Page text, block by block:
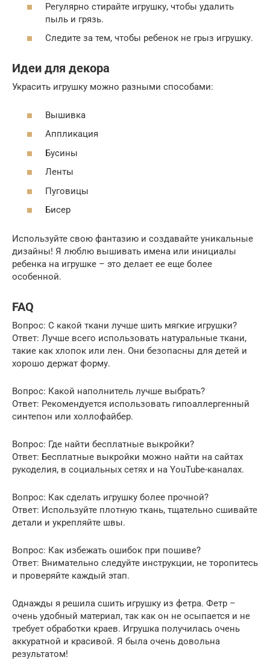
Регулярно стирайте игрушку, чтобы удалить
пыль и грязь.
Следите за тем, чтобы ребенок не грыз игрушку.
Идеи для декора
Украсить игрушку можно разными способами:
Вышивка
Аппликация
Бусины
Ленты
Пуговицы
Бисер
Используйте свою фантазию и создавайте уникальные
дизайны! Я люблю вышивать имена или инициалы
ребенка на игрушке – это делает ее еще более
особенной.
FAQ
Вопрос: С какой ткани лучше шить мягкие игрушки?
Ответ: Лучше всего использовать натуральные ткани,
такие как хлопок или лен. Они безопасны для детей и
хорошо держат форму.
Вопрос: Какой наполнитель лучше выбрать?
Ответ: Рекомендуется использовать гипоаллергенный
синтепон или холлофайбер.
Вопрос: Где найти бесплатные выкройки?
Ответ: Бесплатные выкройки можно найти на сайтах
рукоделия, в социальных сетях и на YouTube-каналах.
Вопрос: Как сделать игрушку более прочной?
Ответ: Используйте плотную ткань, тщательно сшивайте
детали и укрепляйте швы.
Вопрос: Как избежать ошибок при пошиве?
Ответ: Внимательно следуйте инструкции, не торопитесь
и проверяйте каждый этап.
Однажды я решила сшить игрушку из фетра. Фетр –
очень удобный материал, так как он не осыпается и не
требует обработки краев. Игрушка получилась очень
аккуратной и красивой. Я была очень довольна
результатом!